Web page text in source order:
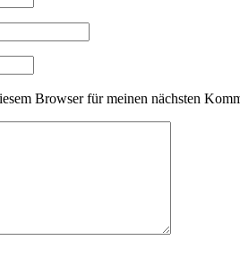
Browser für meinen nächsten